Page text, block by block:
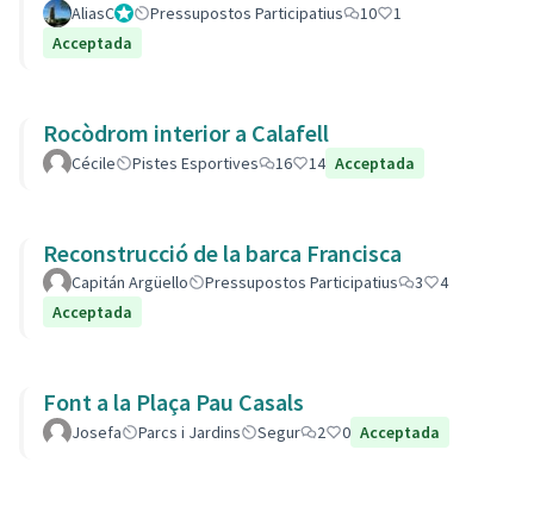
AliasCGestorPressupostos Participatius 10
1
Acceptada
Rocòdrom interior a Calafell
Cécile Pistes Esportives 16 14 Acceptada
Reconstrucció de la barca Francisca
Capitán Argüello Pressupostos Participatius 3
4
Acceptada
Font a la Plaça Pau Casals
Josefa Parcs i Jardins Segur 2 0 Acceptada